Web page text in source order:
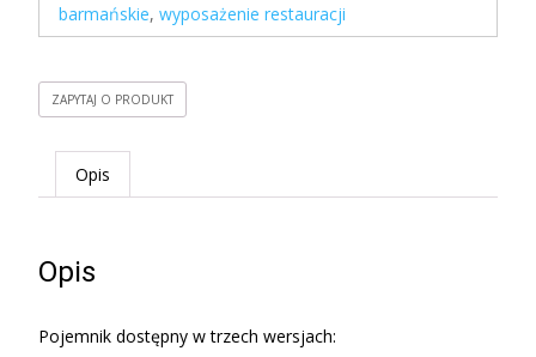
barmańskie, wyposażenie restauracji
ZAPYTAJ O PRODUKT
Opis
Opis
Pojemnik dostępny w trzech wersjach: